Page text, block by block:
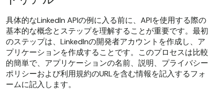
具体的なLinkedIn APIの例に入る前に、APIを使用する際の
基本的な概念とステップを理解することが重要です。最初
のステップは、LinkedInの開発者アカウントを作成し、ア
プリケーションを作成することです。このプロセスは比較
的簡単で、アプリケーションの名前、説明、プライバシー
ポリシーおよび利用規約のURLを含む情報を記入するフォ
ームに記入します。